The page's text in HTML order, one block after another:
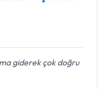
giderek çok doğru